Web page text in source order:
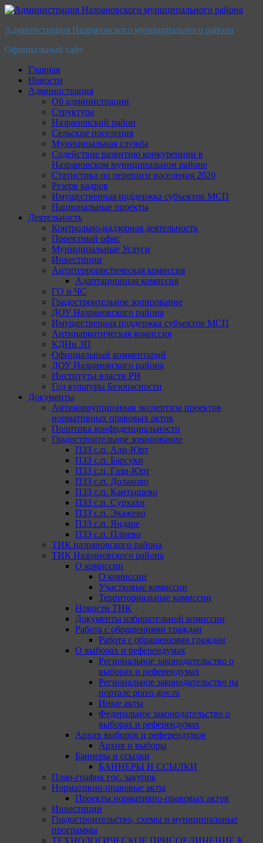
Перейти
содержимому
Администрация Назрановского муниципального района
Официальный сайт
Главная
Новости
Администрация
Об администрации
Структура
Назрановский район
Сельские поселения
Муниципальная служба
Содействие развитию конкуренции в
Назрановском муниципальном районе
Статистика по переписи населения 2020
Резерв кадров
Имущественная поддержка субъектов МСП
Национальные проекты
Деятельность
Контрольно-надзорная деятельность
Проектный офис
Муниципальные Услуги
Инвестиции
Антитеррористическая комиссия
Адаптационная комиссия
ГО и ЧС
Градостроительное зонирование
ДОУ Назрановского района
Имущественная поддержка субъектов МСП
Антинаркотическая комиссия
КДНи ЗП
Официальный комментарий
ДОУ Назрановского района
Институты власти РИ
Год культуры Безопасности
Документы
Антикоррупционная экспертиза проектов
нормативных правовых актов
Политика конфиденциальности
Градостроительное зонирование
ПЗЗ с.п. Али-Юрт
ПЗЗ с.п. Барсуки
ПЗЗ с.п. Гази-Юрт
ПЗЗ с.п. Долаково
ПЗЗ с.п. Кантышево
ПЗЗ с.п. Сурхахи
ПЗЗ с.п. Экажево
ПЗЗ с.п. Яндаре
ПЗЗ с.п. Плиево
ТИК назрановского района
ТИК Назрановского района
О комиссии
О комиссии
Участковые комиссии
Территориальные комиссии
Новости ТИК
Документы избирательной комиссии
Работа с обращениями граждан
Работа с обращениями граждан
О выборах и референдумах
Региональное законодательство о
выборах и референдумах
Региональное законодательство на
портале pravo.gov.ru
Иные акты
Федеральное законодательство о
выборах и референдумах
Архив выборов и референдумов
Архив и выборы
Баннеры и ссылки
БАННЕРЫ И ССЫЛКИ
План-график гос. закупок
Нормативно-правовые акты
Проекты нормативно-правовых актов
Инвестиции
Градостроительство, схемы и муниципальные
программы
ТЕХНОЛОГИЧЕСКОЕ ПРИСОЕДИНЕНИЕ К